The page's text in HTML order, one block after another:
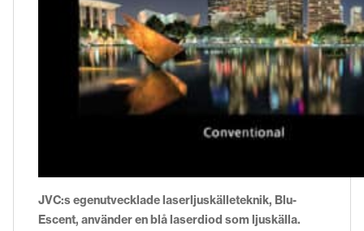
JVC:s egenutvecklade laserljuskälleteknik, Blu-
Escent, använder en blå laserdiod som ljuskälla.